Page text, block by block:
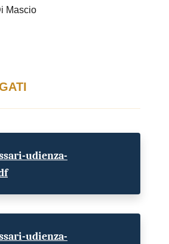
Mascio
udienza-
udienza-